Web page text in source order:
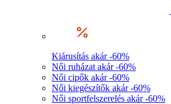
Kiárusítás akár -60%
Női ruházat akár -60%
Női cipők akár -60%
Női kiegészítők akár -60%
Női sportfelszerelés akár -60%